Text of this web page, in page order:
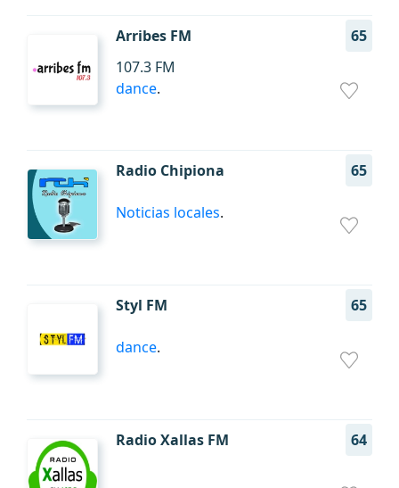
Arribes FM
65
107.3 FM
dance.
Radio Chipiona 65
Noticias locales.
Styl FM 65
dance.
Radio Xallas FM 64